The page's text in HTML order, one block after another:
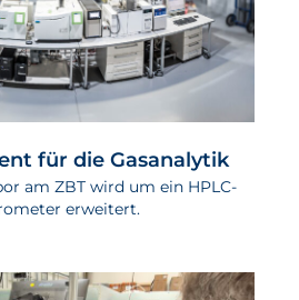
für die Gasanalytik
am ZBT wird um ein HPLC-
erweitert.